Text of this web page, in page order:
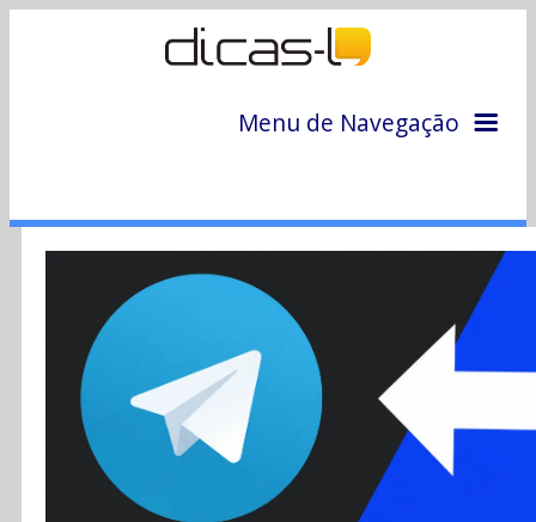
Menu de Navegação
Colunas
Colaboradores